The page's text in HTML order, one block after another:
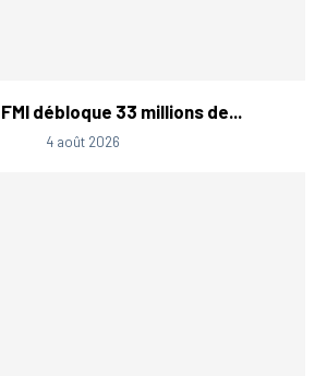
débloque 33 millions de...
4 août 2026